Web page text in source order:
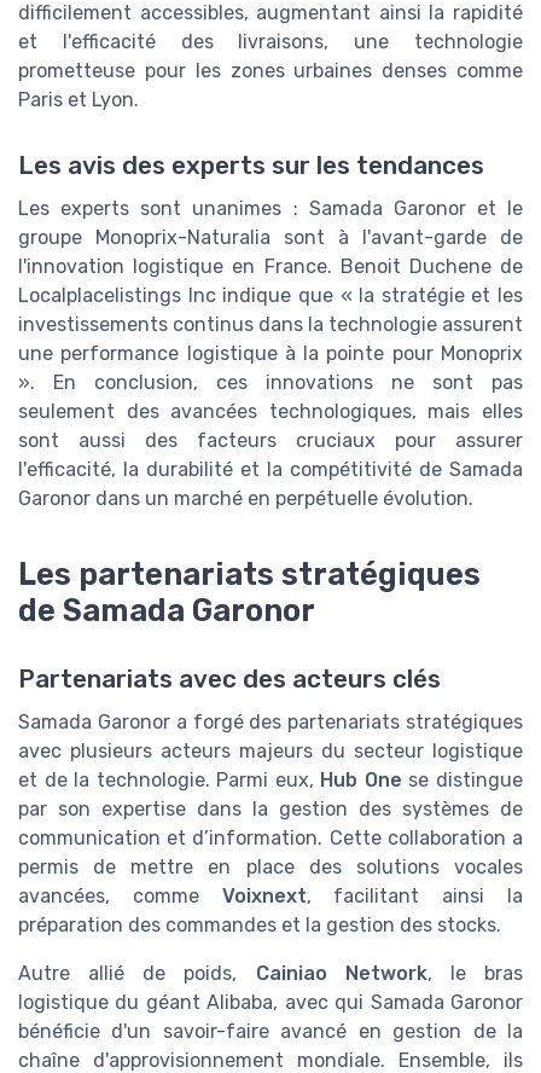
difficilement accessibles, augmentant ainsi la rapidité
et l'efficacité des livraisons, une technologie
prometteuse pour les zones urbaines denses comme
Paris et Lyon.
Les avis des experts sur les tendances
Les experts sont unanimes : Samada Garonor et le
groupe Monoprix-Naturalia sont à l'avant-garde de
l'innovation logistique en France. Benoit Duchene de
Localplacelistings Inc indique que « la stratégie et les
investissements continus dans la technologie assurent
une performance logistique à la pointe pour Monoprix
». En conclusion, ces innovations ne sont pas
seulement des avancées technologiques, mais elles
sont aussi des facteurs cruciaux pour assurer
l'efficacité, la durabilité et la compétitivité de Samada
Garonor dans un marché en perpétuelle évolution.
Les partenariats stratégiques
de Samada Garonor
Partenariats avec des acteurs clés
Samada Garonor a forgé des partenariats stratégiques
avec plusieurs acteurs majeurs du secteur logistique
et de la technologie. Parmi eux, Hub One se distingue
par son expertise dans la gestion des systèmes de
communication et d’information. Cette collaboration a
permis de mettre en place des solutions vocales
avancées, comme Voixnext, facilitant ainsi la
préparation des commandes et la gestion des stocks.
Autre allié de poids, Cainiao Network, le bras
logistique du géant Alibaba, avec qui Samada Garonor
bénéficie d'un savoir-faire avancé en gestion de la
chaîne d'approvisionnement mondiale. Ensemble, ils